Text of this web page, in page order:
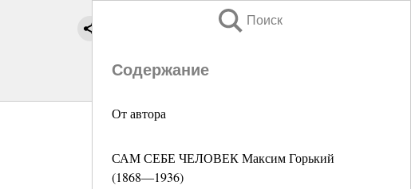
Поиск
Содержание
От автора
САМ СЕБЕ ЧЕЛОВЕК Максим Горький
(1868―1936)